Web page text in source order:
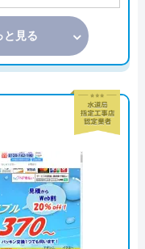
と見る